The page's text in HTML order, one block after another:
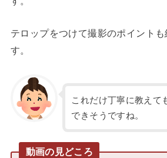
テロップをつけて撮影のポイント
す。
これだけ丁寧に教えて
できそうですね。
動画の見どころ